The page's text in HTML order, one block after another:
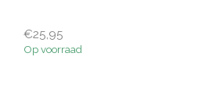
€25,95
Op voorraad